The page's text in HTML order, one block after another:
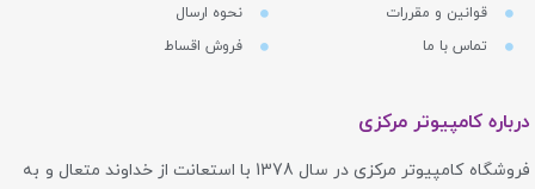
قوانین و مقررات
تماس با ما
نحوه ارسال
فروش اقساط
درباره کامپیوتر مرکزی
فروشگاه کامپیوتر مرکزی در سال 1378 با استعانت از خداوند متعال و به